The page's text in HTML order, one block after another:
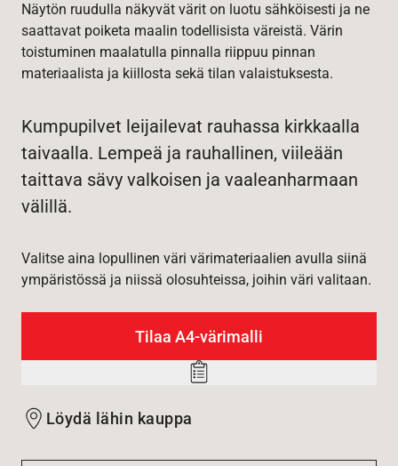
Näytön ruudulla näkyvät värit on luotu sähköisesti ja ne
saattavat poiketa maalin todellisista väreistä. Värin
toistuminen maalatulla pinnalla riippuu pinnan
materiaalista ja kiillosta sekä tilan valaistuksesta.
Kumpupilvet leijailevat rauhassa kirkkaalla
taivaalla. Lempeä ja rauhallinen, viileään
taittava sävy valkoisen ja vaaleanharmaan
välillä.
Valitse aina lopullinen väri värimateriaalien avulla siinä
ympäristössä ja niissä olosuhteissa, joihin väri valitaan.
Tilaa A4-värimalli
Add
Löydä lähin kauppa